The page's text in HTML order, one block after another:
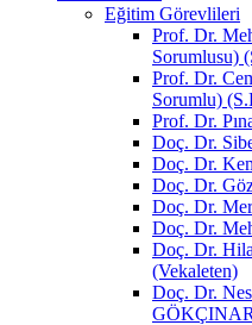
Eğitim Görevlileri
Prof. Dr.
Sorumlusu)
Prof. Dr.
Sorumlu)
Prof. Dr.
Doç. Dr.
Doç. Dr.
Doç. Dr.
Doç. Dr.
Doç. Dr.
Doç. Dr.
(Vekaleten)
Doç. Dr.